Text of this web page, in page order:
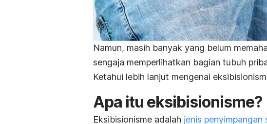
Namun, masih banyak yang belum
sengaja memperlihatkan bagian tubuh
Ketahui lebih lanjut mengenai
Apa itu eksibisionisme?
Eksibisionisme adalah jenis penyimpangan